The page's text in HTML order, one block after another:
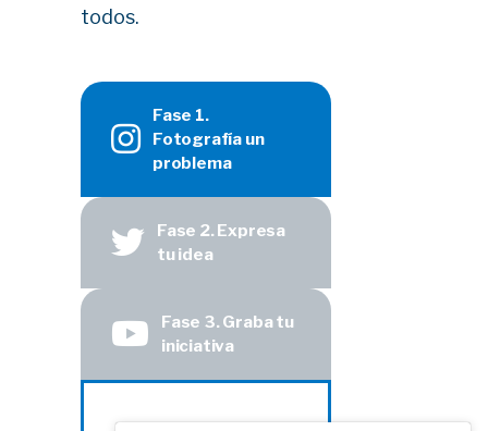
todos.
Fase 1.
Fotografía un
problema
Fase 2. Expresa
tu idea
Fase 3. Graba tu
iniciativa